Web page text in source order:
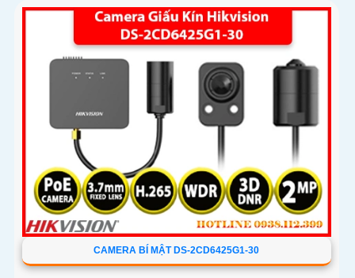
chiều
CAMERA BÍ MẬT DS-2CD6425G1-30